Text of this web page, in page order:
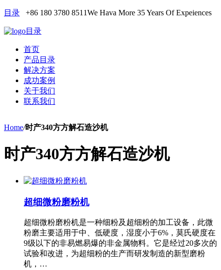
目录 +86 180 3780 8511We Hava More 35 Years Of Expeiences
目录
首页
产品目录
解决方案
成功案例
关于我们
联系我们
Home/时产340方方解石造沙机
时产340方方解石造沙机
超细微粉磨粉机
超细微粉磨粉机是一种细粉及超细粉的加工设备，此微
粉磨主要适用于中、低硬度，湿度小于6%，莫氏硬度在
9级以下的非易燃易爆的非金属物料。它是经过20多次的
试验和改进，为超细粉的生产而研发制造的新型磨粉
机，…